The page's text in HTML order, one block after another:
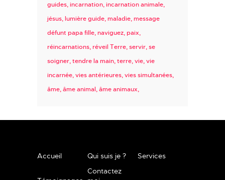
guides incarnation incarnation animale
jésus lumière guide maladie message
défunt papa fille naviguez paix
réincarnations réveil Terre servir se
soigner tendre la main terre vie vie
incarnée vies antérieures vies simultanées
âme âme animal âme animaux
Accueil Qui suis je ? Services
Contactez